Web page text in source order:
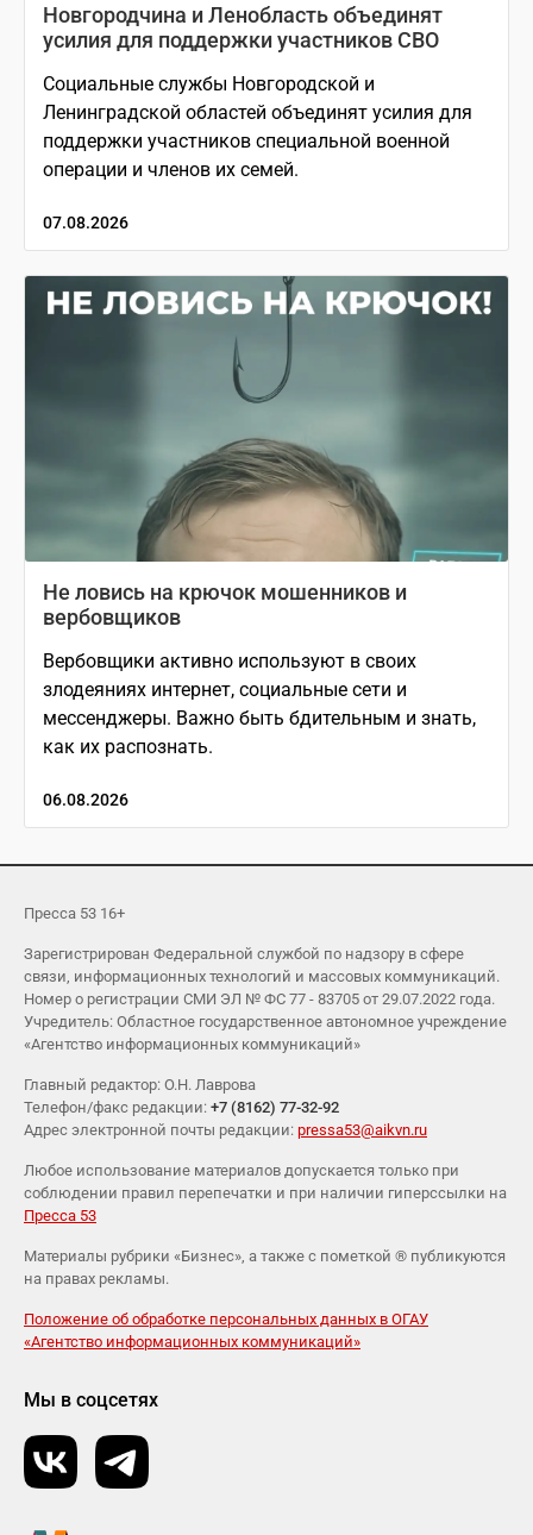
Новгородчина и Ленобласть объединят
усилия для поддержки участников СВО
Социальные службы Новгородской и
Ленинградской областей объединят усилия для
поддержки участников специальной военной
операции и членов их семей.
07.08.2026
Не ловись на крючок мошенников и
вербовщиков
Вербовщики активно используют в своих
злодеяниях интернет, социальные сети и
мессенджеры. Важно быть бдительным и знать,
как их распознать.
06.08.2026
Пресса 53 16+
Зарегистрирован Федеральной службой по надзору в сфере
связи, информационных технологий и массовых коммуникаций.
Номер о регистрации СМИ ЭЛ № ФС 77 - 83705 от 29.07.2022 года.
Учредитель: Областное государственное автономное учреждение
«Агентство информационных коммуникаций»
Главный редактор: О.Н. Лаврова
Телефон/факс редакции: +7 (8162) 77-32-92
Адрес электронной почты редакции: pressa53@aikvn.ru
Любое использование материалов допускается только при
соблюдении правил перепечатки и при наличии гиперссылки на
Пресса 53
Материалы рубрики «Бизнес», а также с пометкой ® публикуются
на правах рекламы.
Положение об обработке персональных данных в ОГАУ
«Агентство информационных коммуникаций»
Мы в соцсетях